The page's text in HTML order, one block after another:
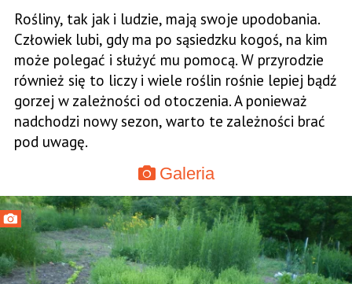
Rośliny, tak jak i ludzie, mają swoje upodobania.
Człowiek lubi, gdy ma po sąsiedzku kogoś, na kim
może polegać i służyć mu pomocą. W przyrodzie
również się to liczy i wiele roślin rośnie lepiej bądź
gorzej w zależności od otoczenia. A ponieważ
nadchodzi nowy sezon, warto te zależności brać
pod uwagę.
Galeria